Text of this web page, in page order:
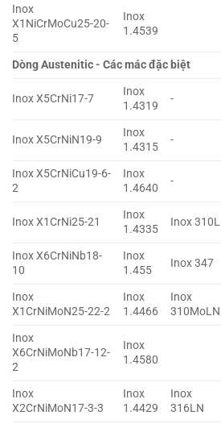
Inox
X1NiCrMoCu25-20-
5
Inox
1.4539
Dòng Austenitic - Các mác đặc biệt
Inox X5CrNi17-7
Inox
1.4319
-
Inox X5CrNiN19-9
Inox
1.4315
-
Inox X5CrNiCu19-6-
2
Inox
1.4640
-
Inox X1CrNi25-21
Inox
1.4335
Inox 310L
Inox X6CrNiNb18-
10
Inox
1.455
Inox 347
Inox
X1CrNiMoN25-22-2
Inox
1.4466
Inox
310MoLN
Inox
X6CrNiMoNb17-12-
2
Inox
1.4580
Inox
X2CrNiMoN17-3-3
Inox
1.4429
Inox
316LN